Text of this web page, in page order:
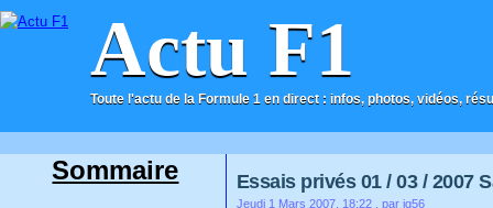
Actu F1
Toute l'actu de la Formule 1 en direct : infos, photos, vidéos,
ACCUEIL CONTACT
Essais privés 01 / 03 / 2007
Jeudi 1 Mars 2007, 18:22 , par jg56
Sommaire